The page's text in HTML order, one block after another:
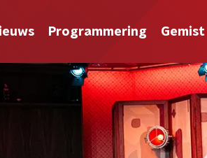
Programmering Gemist